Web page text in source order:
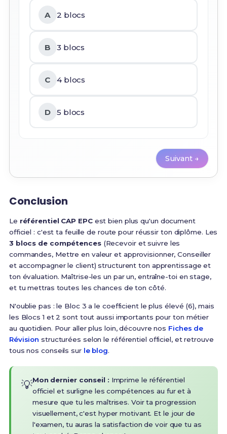
A 2 blocs
B 3 blocs
C 4 blocs
D 5 blocs
Suivant →
Conclusion
Le référentiel CAP EPCest bien plus qu'un document
officiel : c'est ta feuille de route pour réussir ton diplôme. Les
3 blocs de compétences(Recevoir et suivre les
commandes, Mettre en valeur et approvisionner, Conseiller
et accompagner le client) structurent ton apprentissage et
ton évaluation. Maîtrise-les un par un, entraîne-toi en stage,
et tu mettras toutes les chances de ton côté.
N'oublie pas : le Bloc 3 a le coefficient le plus élevé (6), mais
les Blocs 1 et 2 sont tout aussi importants pour ton métier
au quotidien. Pour aller plus loin, découvre nos Fiches de
Révision structurées selon le référentiel officiel, et retrouve
tous nos conseils sur le blog.
💡Mon dernier conseil : Imprime le référentiel
officiel et surligne les compétences au fur et à
mesure que tu les maîtrises. Voir ta progression
visuellement, c'est hyper motivant. Et le jour de
l'examen, tu auras la satisfaction de voir que tu as